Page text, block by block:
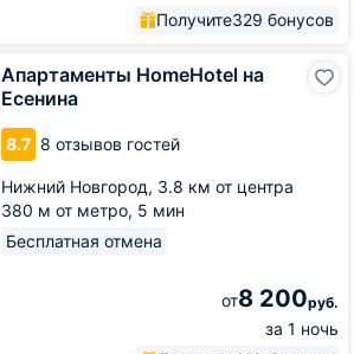
Получите329 бонусов
Апартаменты HomeHotel на
Есенина
8.7 8 отзывов гостей
Нижний Новгород, 3.8 км от центра
380 м от метро, 5 мин
Бесплатная отмена
от8 200руб.
за 1 ночь